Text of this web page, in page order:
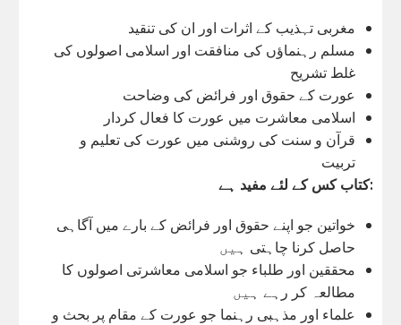
مغربی تہذیب کے اثرات اور ان کی تنقید
مسلم رہنماؤں کی منافقت اور اسلامی اصولوں کی
غلط تشریح
عورت کے حقوق اور فرائض کی وضاحت
اسلامی معاشرت میں عورت کا فعال کردار
قرآن و سنت کی روشنی میں عورت کی تعلیم و
تربیت
کتاب کس کے لئے مفید ہے:
خواتین جو اپنے حقوق اور فرائض کے بارے میں آگاہی
حاصل کرنا چاہتی ہیں
محققین اور طلباء جو اسلامی معاشرتی اصولوں کا
مطالعہ کر رہے ہیں
علماء اور مذہبی رہنما جو عورت کے مقام پر بحث و